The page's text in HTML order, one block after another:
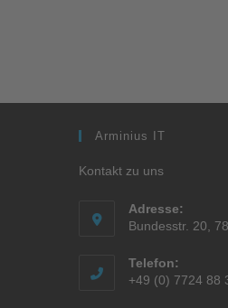
Arminius IT
Kontakt zu uns
Adresse:
Bundesstr. 20,
Telefon:
+49 (0) 7724 88